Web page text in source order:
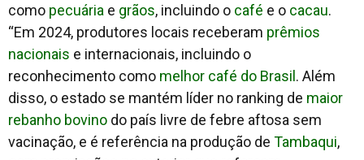
como pecuária e grãos, incluindo o café e o cacau.
“Em 2024, produtores locais receberam prêmios
nacionais e internacionais, incluindo o
reconhecimento como melhor café do Brasil . Além
disso, o estado se mantém líder no ranking de maior
rebanho bovino do país livre de febre aftosa sem
vacinação, e é referência na produção de Tambaqui,